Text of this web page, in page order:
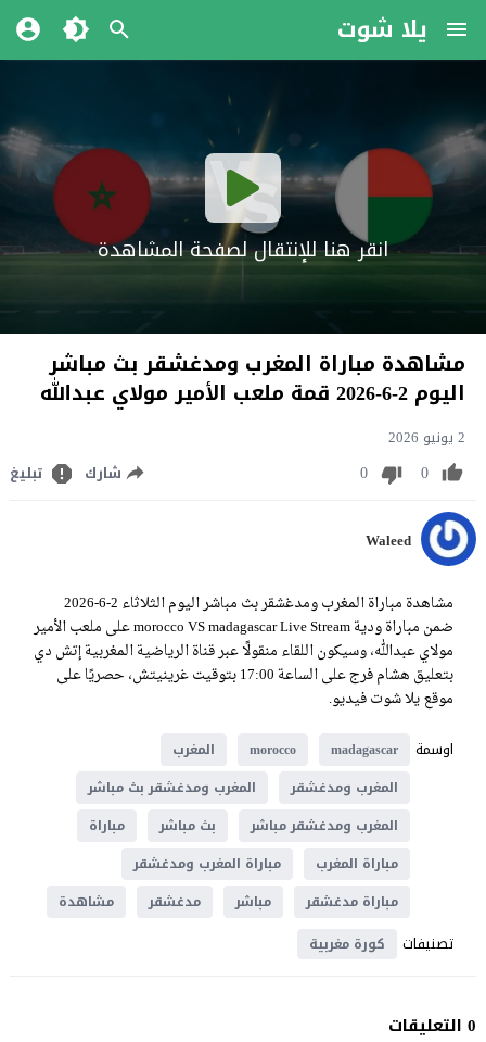
يلا شوت
انقر هنا للإنتقال لصفحة المشاهدة
مشاهدة مباراة المغرب ومدغشقر بث مباشر
اليوم 2-6-2026 قمة ملعب الأمير مولاي عبدالله
2 يونيو 2026
0
0 شارك تبليغ
Waleed
مشاهدة مباراة المغرب ومدغشقر بث مباشر اليوم الثلاثاء 2-6-2026
ضمن مباراة ودية morocco VS madagascar Live Stream على ملعب الأمير
مولاي عبدالله، وسيكون اللقاء منقولًا عبر قناة الرياضية المغربية إتش دي
بتعليق هشام فرج على الساعة 17:00 بتوقيت غرينيتش، حصريًا على
موقع يلا شوت فيديو.
اوسمة
madagascar
morocco
المغرب
المغرب ومدغشقر
المغرب ومدغشقر بث مباشر
المغرب ومدغشقر مباشر
بث مباشر
مباراة
مباراة المغرب
مباراة المغرب ومدغشقر
مباراة مدغشقر
مباشر مدغشقر مشاهدة
تصنيفات كورة مغربية
0 التعليقات